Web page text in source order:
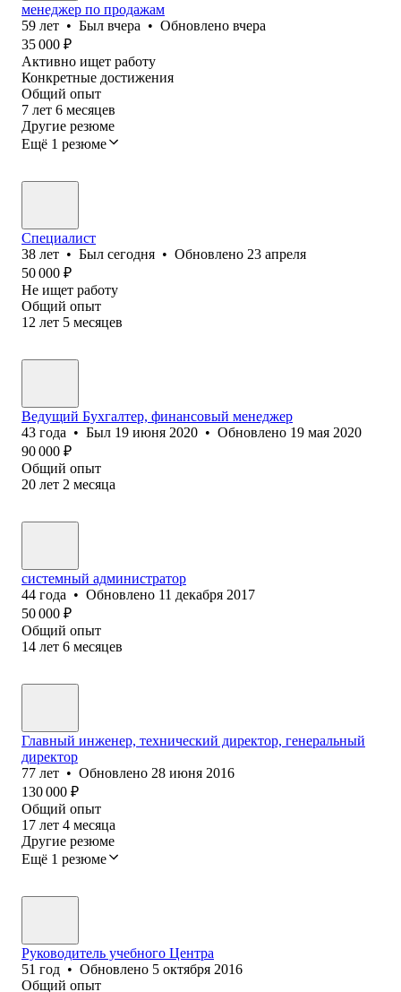
менеджер по продажам
59 лет • Был вчера • Обновлено вчера
35 000 ₽
Активно ищет работу
Конкретные достижения
Общий опыт
7 лет 6 месяцев
Другие резюме
Ещё 1 резюме
Специалист
38 лет • Был сегодня • Обновлено 23 апреля
50 000 ₽
Не ищет работу
Общий опыт
12 лет 5 месяцев
Ведущий Бухгалтер, финансовый менеджер
43 года • Был 19 июня 2020 • Обновлено 19 мая 2020
90 000 ₽
Общий опыт
20 лет 2 месяца
системный администратор
44 года • Обновлено 11 декабря 2017
50 000 ₽
Общий опыт
14 лет 6 месяцев
Главный инженер, технический директор, генеральный
директор
77 лет • Обновлено 28 июня 2016
130 000 ₽
Общий опыт
17 лет 4 месяца
Другие резюме
Ещё 1 резюме
Руководитель учебного Центра
51 год • Обновлено 5 октября 2016
Общий опыт